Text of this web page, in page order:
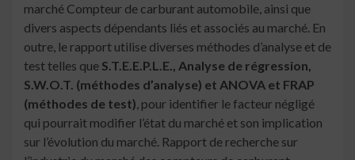
marché Compteur de carburant automobile, ainsi que
divers aspects dépendants liés et associés au marché. En
outre, le rapport utilise diverses méthodes d’analyse et de
test telles que S.T.E.E.P.L.E., Analyse de régression,
S.W.O.T. (méthodes d’analyse) et ANOVA et FRAP
(méthodes de test), pour identifier le facteur négligé
qui pourrait modifier l’état du marché et son implication
sur l’évolution du marché. Rapport de recherche sur